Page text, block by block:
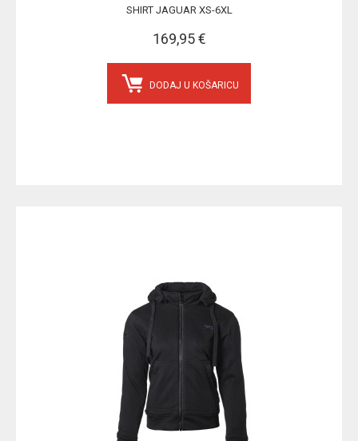
SHIRT JAGUAR XS-6XL
169,95 €
DODAJ U KOŠARICU